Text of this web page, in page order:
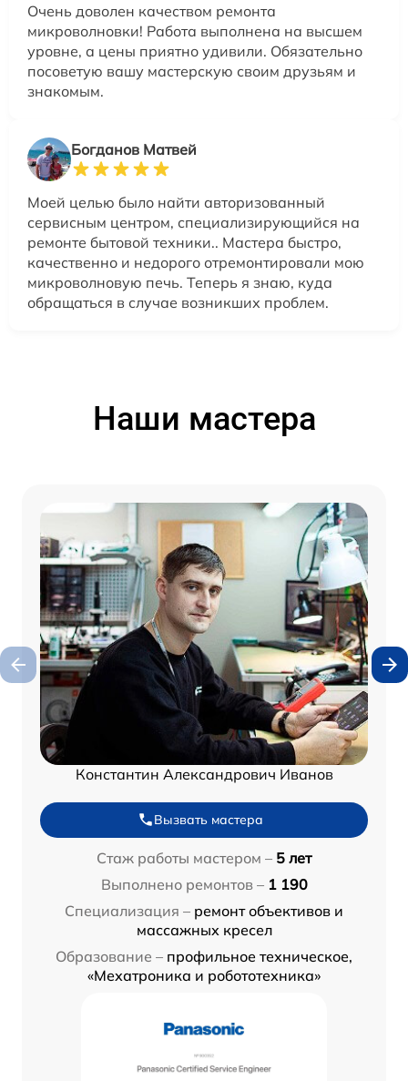
Очень доволен качеством ремонта
микроволновки! Работа выполнена на высшем
уровне, а цены приятно удивили. Обязательно
посоветую вашу мастерскую своим друзьям и
знакомым.
Богданов Матвей
Моей целью было найти авторизованный
сервисным центром, специализирующийся на
ремонте бытовой техники.. Мастера быстро,
качественно и недорого отремонтировали мою
микроволновую печь. Теперь я знаю, куда
обращаться в случае возникших проблем.
Наши мастера
Константин Александрович Иванов
Вызвать мастера
Стаж работы мастером – 5 лет
Выполнено ремонтов – 1 190
Специализация – ремонт объективов и
массажных кресел
Образование – профильное техническое,
«Мехатроника и робототехника»